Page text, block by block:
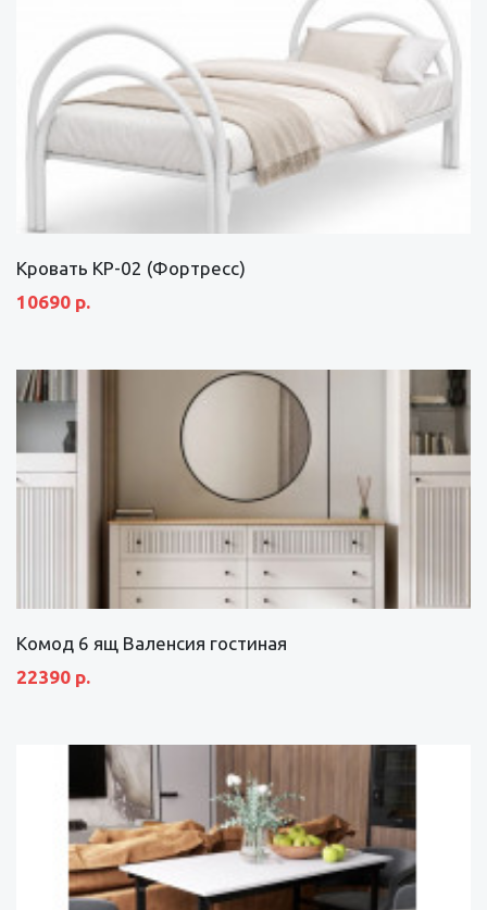
Кровать КР-02 (Фортресс)
10690 р.
Комод 6 ящ Валенсия гостиная
22390 р.